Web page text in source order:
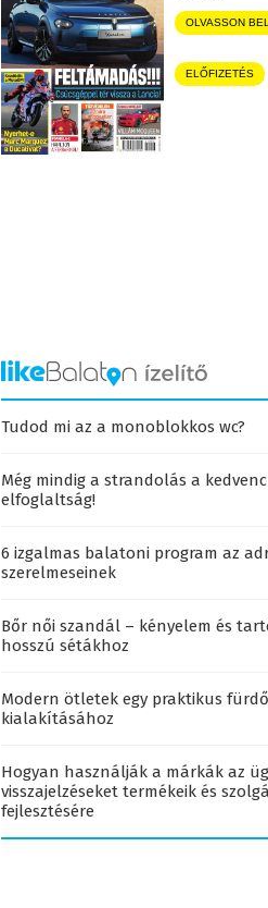
OLVASSON
ELŐFIZETÉS
Tudod mi az a monoblokkos wc?
Még mindig a strandolás a
elfoglaltság!
6 izgalmas balatoni program az
szerelmeseinek
Bőr női szandál – kényelem és
hosszú sétákhoz
Modern ötletek egy praktikus
kialakításához
Hogyan használják a márkák az
visszajelzéseket termékeik és
fejlesztésére